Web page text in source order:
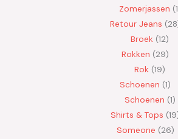
Zomerjassen 1
Retour Jeans
28
Broek 12
Rokken
29
Rok 19
Schoenen 1
Schoenen 1
Shirts & Tops 19
Someone 26